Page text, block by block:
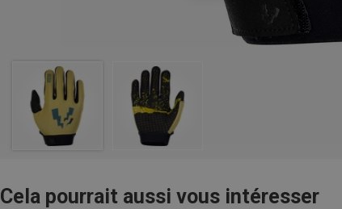
Cela pourrait aussi vous intéresser